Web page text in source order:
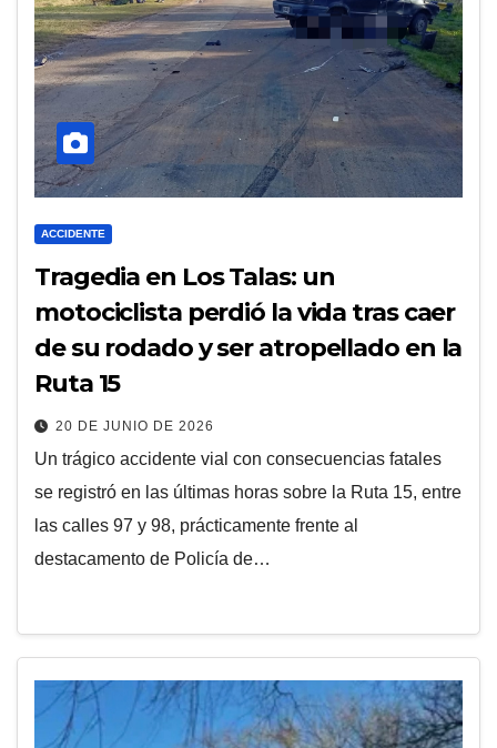
ACCIDENTE
Tragedia en Los Talas: un
motociclista perdió la vida tras caer
de su rodado y ser atropellado en la
Ruta 15
20 DE JUNIO DE 2026
Un trágico accidente vial con consecuencias fatales
se registró en las últimas horas sobre la Ruta 15, entre
las calles 97 y 98, prácticamente frente al
destacamento de Policía de…